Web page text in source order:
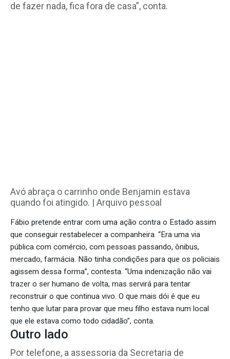
de fazer nada, fica fora de casa”, conta.
Avó abraça o carrinho onde Benjamin estava
quando foi atingido. | Arquivo pessoal
Fábio pretende entrar com uma ação contra o Estado assim
que conseguir restabelecer a companheira. “Era uma via
pública com comércio, com pessoas passando, ônibus,
mercado, farmácia. Não tinha condições para que os policiais
agissem dessa forma”, contesta. “Uma indenização não vai
trazer o ser humano de volta, mas servirá para tentar
reconstruir o que continua vivo. O que mais dói é que eu
tenho que lutar para provar que meu filho estava num local
que ele estava como todo cidadão”, conta.
Outro lado
Por telefone, a assessoria da Secretaria de